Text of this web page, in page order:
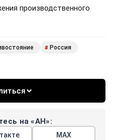
производственного
# Россия
на «АН»:
МАХ